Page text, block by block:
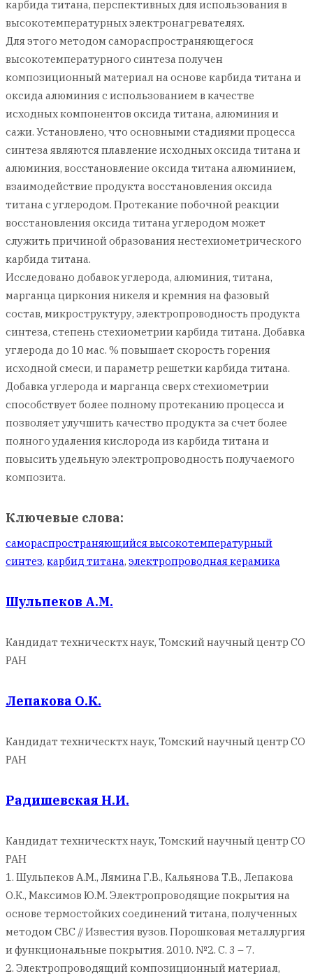
карбида титана, перспективных для использования в
высокотемпературных электронагревателях.
Для этого методом самораспространяющегося
высокотемпературного синтеза получен
композиционный материал на основе карбида титана и
оксида алюминия с использованием в качестве
исходных компонентов оксида титана, алюминия и
сажи. Установлено, что основными стадиями процесса
синтеза являются плавление исходных оксида титана и
алюминия, восстановление оксида титана алюминием,
взаимодействие продукта восстановления оксида
титана с углеродом. Протекание побочной реакции
восстановления оксида титана углеродом может
служить причиной образования нестехиометрического
карбида титана.
Исследовано добавок углерода, алюминия, титана,
марганца циркония никеля и кремния на фазовый
состав, микроструктуру, электропроводность продукта
синтеза, степень стехиометрии карбида титана. Добавка
углерода до 10 мас. % повышает скорость горения
исходной смеси, и параметр решетки карбида титана.
Добавка углерода и марганца сверх стехиометрии
способствует более полному протеканию процесса и
позволяет улучшить качество продукта за счет более
полного удаления кислорода из карбида титана и
повысить удельную электропроводность получаемого
композита.
Ключевые слова:
самораспространяющийся высокотемпературный
синтез, карбид титана, электропроводная керамика
Шульпеков А.М.
Кандидат техническтх наук, Томский научный центр СО
РАН
Лепакова О.К.
Кандидат техническтх наук, Томский научный центр СО
РАН
Радишевская Н.И.
Кандидат техническтх наук, Томский научный центр СО
РАН
1. Шульпеков А.М., Лямина Г.В., Кальянова Т.В., Лепакова
О.К., Максимов Ю.М. Электропроводящие покрытия на
основе термостойких соединений титана, полученных
методом СВС // Известия вузов. Порошковая металлургия
и функциональные покрытия. 2010. №2. С. 3 – 7.
2. Электропроводящий композиционный материал,